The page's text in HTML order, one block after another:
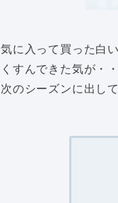
気に入って買った白
くすんできた気が・・
次のシーズンに出し